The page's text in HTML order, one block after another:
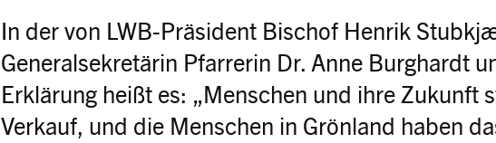
In der von LWB-Präsident Bischof Henrik
Generalsekretärin Pfarrerin Dr. Anne Burghardt
Erklärung heißt es: „Menschen und ihre Zukunft
Verkauf, und die Menschen in Grönland haben